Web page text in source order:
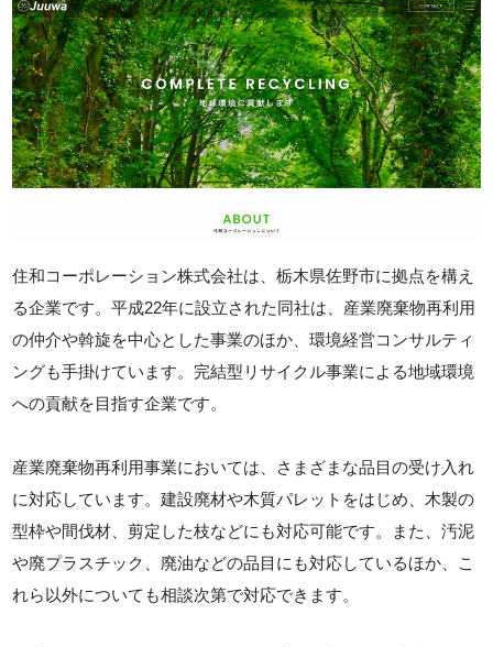
住和コーポレーション株式会社は、栃木県佐野市に拠点を構え
る企業です。平成22年に設立された同社は、産業廃棄物再利用
の仲介や斡旋を中心とした事業のほか、環境経営コンサルティ
ングも手掛けています。完結型リサイクル事業による地域環境
への貢献を目指す企業です。
産業廃棄物再利用事業においては、さまざまな品目の受け入れ
に対応しています。建設廃材や木質パレットをはじめ、木製の
型枠や間伐材、剪定した枝などにも対応可能です。また、汚泥
や廃プラスチック、廃油などの品目にも対応しているほか、こ
れら以外についても相談次第で対応できます。